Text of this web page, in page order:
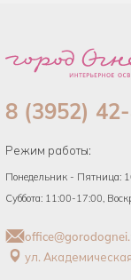
8 (3952)
Режим работы:
Понедельник - Пятница:
Суббота: 11:00-17:00,
ул.